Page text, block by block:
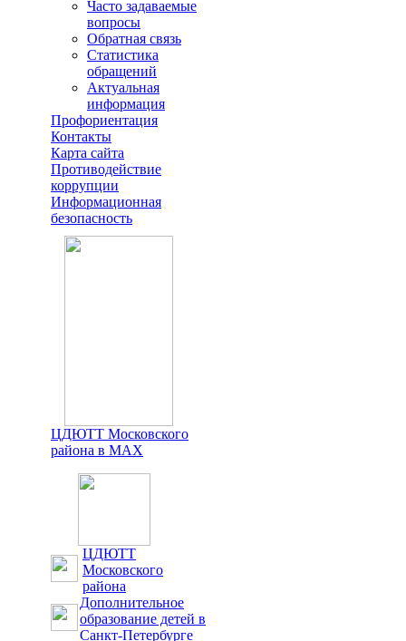
Часто задаваемые
вопросы
Обратная связь
Статистика
обращений
Актуальная
информация
Профориентация
Контакты
Карта сайта
Противодействие
коррупции
Информационная
безопасность
ЦДЮТТ Московского
района в MAX
ЦДЮТТ
Московского
района
Дополнительное
образование детей в
Санкт-Петербурге